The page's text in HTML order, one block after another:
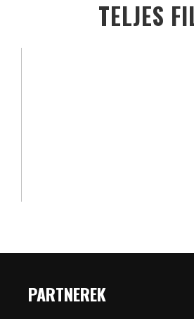
TELJES
PARTNEREK